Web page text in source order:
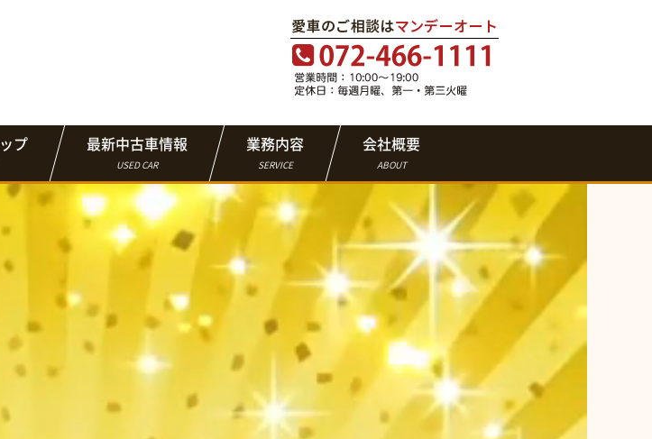
プ 最新中古車情報
USED CAR
業務内容
SERVICE
会社概要
ABOUT